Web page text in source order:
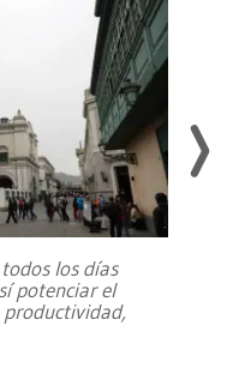
los días
potenciar el